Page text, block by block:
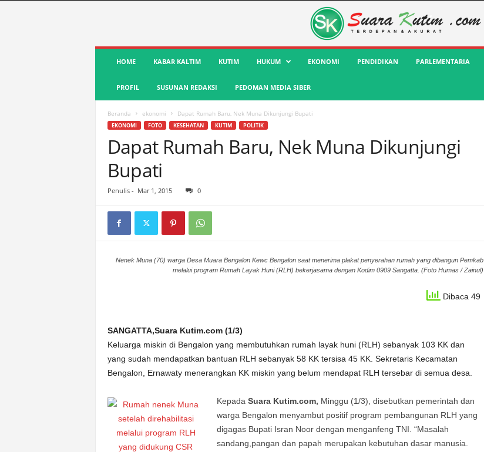
a
HOME KABAR KALTIM KUTIM HUKUM EKONOMI PENDIDIKAN PARLEMENTARIA
PROFIL SUSUNAN REDAKSI PEDOMAN MEDIA SIBER
Beranda ekonomi Dapat Rumah Baru, Nek Muna Dikunjungi Bupati
EKONOMI FOTO KESEHATAN KUTIM POLITIK
Dapat Rumah Baru, Nek Muna Dikunjungi
Bupati
Penulis - Mar 1, 2015 0
Nenek Muna (70) warga Desa Muara Bengalon Kewc Bengalon saat menerima plakat penyerahan rumah yang dibangun Pemkab
melalui program Rumah Layak Huni (RLH) bekerjasama dengan Kodim 0909 Sangatta. (Foto Humas / Zainul)
Dibaca 49
SANGATTA,Suara Kutim.com (1/3)
Keluarga miskin di Bengalon yang membutuhkan rumah layak huni (RLH) sebanyak 103 KK dan
yang sudah mendapatkan bantuan RLH sebanyak 58 KK tersisa 45 KK. Sekretaris Kecamatan
Bengalon, Ernawaty menerangkan KK miskin yang belum mendapat RLH tersebar di semua desa.
Kepada Suara Kutim.com, Minggu (1/3), disebutkan pemerintah dan
warga Bengalon menyambut positif program pembangunan RLH yang
digagas Bupati Isran Noor dengan menganfeng TNI. “Masalah
sandang,pangan dan papah merupakan kebutuhan dasar manusia.